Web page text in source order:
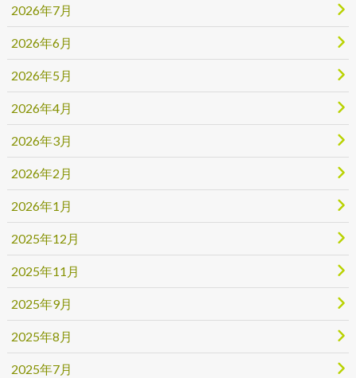
2026年7月
2026年6月
2026年5月
2026年4月
2026年3月
2026年2月
2026年1月
2025年12月
2025年11月
2025年9月
2025年8月
2025年7月